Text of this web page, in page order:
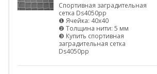
Спортивная заградительная
сетка Ds4050pp
❶ Ячейка: 40х40
❷ Толщина нити: 5 мм
❸ Купить спортивная
заградительная сетка
Ds4050pp